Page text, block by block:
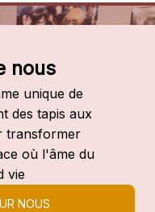
nous
unique de
des tapis aux
transformer
où l'âme du
vie
NOUS